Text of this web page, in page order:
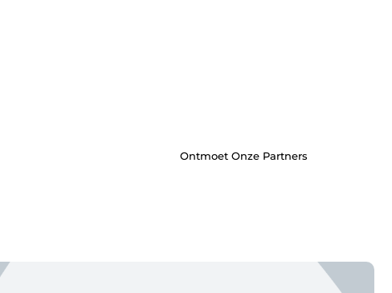
Ontmoet Onze Partners